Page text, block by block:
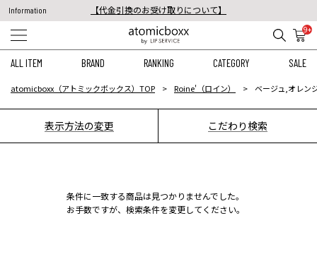
Information
【代金引換のお受け取りについて】
税込11,000円以上のご注文で送料無料！
9+
ALL ITEM BRAND RANKING CATEGORY SALE
atomicboxx（アトミックボックス）TOP Roine'（ロイン） ベージュ,オレン
表示方法の変更 こだわり検索
条件に一致する商品は見つかりませんでした。
お手数ですが、検索条件を変更してください。